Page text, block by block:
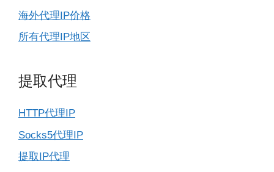
海外代理IP价格
所有代理IP地区
提取代理
HTTP代理IP
Socks5代理IP
提取IP代理